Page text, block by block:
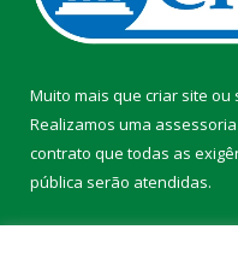
Muito mais que criar site ou
Realizamos uma assessoria
contrato que todas as
pública serão atendidas.